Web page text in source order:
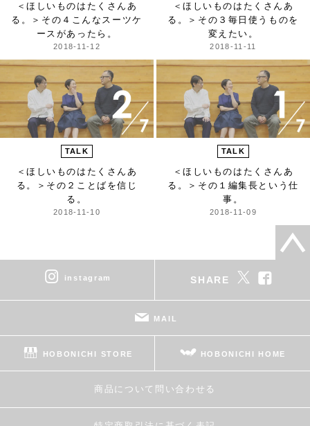
＜ほしいものはたくさんあ
る。＞ その４こんなスーツケ
ースがあったら。
2018-11-12
＜ほしいものはたくさんあ
る。＞ その３毎日使うものを
変えたい。
2018-11-11
TALK
＜ほしいものはたくさんあ
る。＞ その２ことばを信じ
る。
2018-11-10
TALK
＜ほしいものはたくさんあ
る。＞ その１編集長という仕
事。
2018-11-09
instagram SHARE
MAIL
HOBONICHI STORE HOBONICHI HOME
商品について問い合わせる